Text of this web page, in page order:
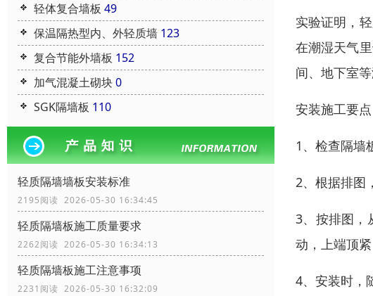
轻体复合墙板 49
保温隔热型内、外轻质墙 123
复合节能外墙板 152
加气混凝土砌块0
SGK隔墙板 110
轻质隔墙墙板安装标准
2195阅读 2026-05-30 16:34:45
轻质隔墙板施工质量要求
2262阅读 2026-05-30 16:34:13
轻质隔墙板施工注意事项
2231阅读 2026-05-30 16:32:09
实验证明，
在潮湿天气
间、地下室等
安装施工要点
1、检查隔墙
2、根据排图
3、按排图，
动，上端顶
4、安装时，